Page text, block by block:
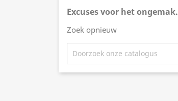
Excuses voor het ongemak.
Zoek opnieuw